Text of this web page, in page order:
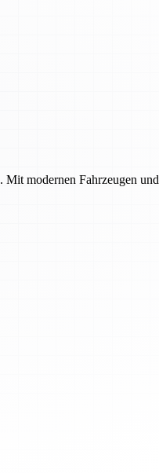
modernen Fahrzeugen